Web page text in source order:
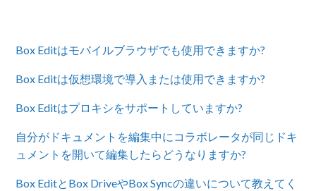
Box Editはモバイルブラウザでも使用できますか?
Box Editは仮想環境で導入または使用できますか?
Box Editはプロキシをサポートしていますか?
自分がドキュメントを編集中にコラボレータが同じドキ
ュメントを開いて編集したらどうなりますか?
Box EditとBox DriveやBox Syncの違いについて教えてく